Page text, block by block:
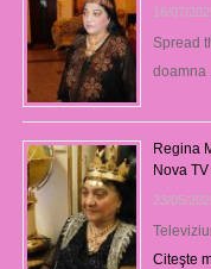
16/07/
Spread
doamna
Regina
Nova
23/05/
Citeşte